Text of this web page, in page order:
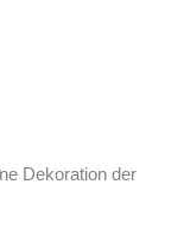
Dekoration der